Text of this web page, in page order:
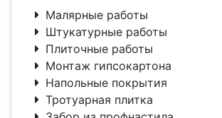
Малярные работы
Штукатурные работы
Плиточные работы
Монтаж гипсокартона
Напольные покрытия
Тротуарная плитка